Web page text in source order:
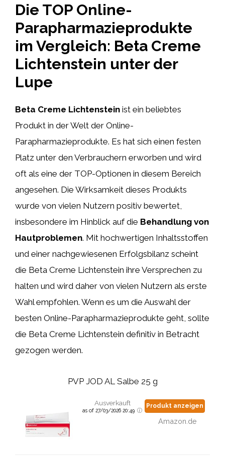
Die TOP Online-
Parapharmazieprodukte
im Vergleich: Beta Creme
Lichtenstein unter der
Lupe
Beta Creme Lichtenstein ist ein beliebtes
Produkt in der Welt der Online-
Parapharmazieprodukte. Es hat sich einen festen
Platz unter den Verbrauchern erworben und wird
oft als eine der TOP-Optionen in diesem Bereich
angesehen. Die Wirksamkeit dieses Produkts
wurde von vielen Nutzern positiv bewertet,
insbesondere im Hinblick auf die Behandlung von
Hautproblemen. Mit hochwertigen Inhaltsstoffen
und einer nachgewiesenen Erfolgsbilanz scheint
die Beta Creme Lichtenstein ihre Versprechen zu
halten und wird daher von vielen Nutzern als erste
Wahl empfohlen. Wenn es um die Auswahl der
besten Online-Parapharmazieprodukte geht, sollte
die Beta Creme Lichtenstein definitiv in Betracht
gezogen werden.
PVP JOD AL Salbe 25 g
Ausverkauft
as of 27/03/2026 20:49
Produkt anzeigen
Amazon.de